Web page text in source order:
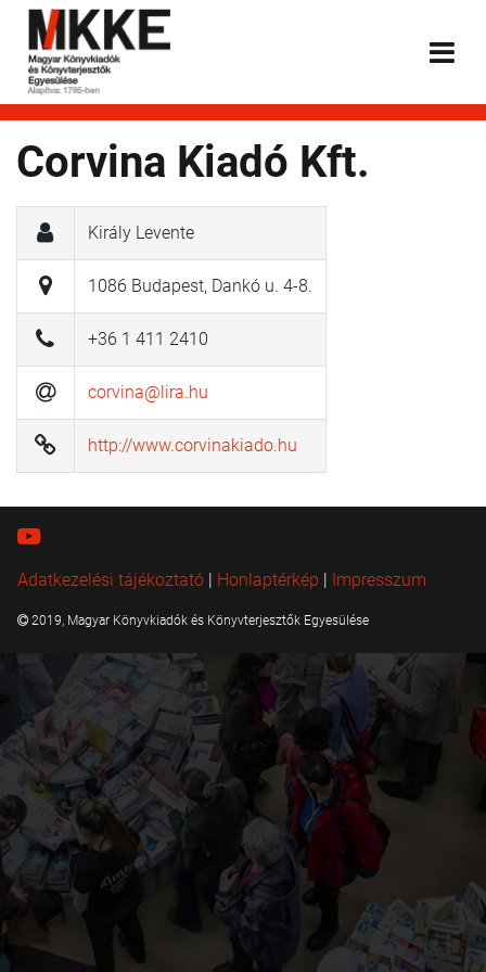
Corvina Kiadó Kft.
Király Levente
1086 Budapest, Dankó u. 4-8.
+36 1 411 2410
corvina@lira.hu
http://www.corvinakiado.hu
Adatkezelési tájékoztató | Honlaptérkép | Impresszum
2019, Magyar Könyvkiadók és Könyvterjesztők Egyesülése